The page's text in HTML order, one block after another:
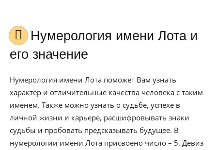
Нумерология имени Лота и
его значение
Нумерология имени Лота поможет Вам узнать
характер и отличительные качества человека с таким
именем. Также можно узнать о судьбе, успехе в
личной жизни и карьере, расшифровывать знаки
судьбы и пробовать предсказывать будущее. В
нумерологии имени Лота присвоено число – 5. Девиз